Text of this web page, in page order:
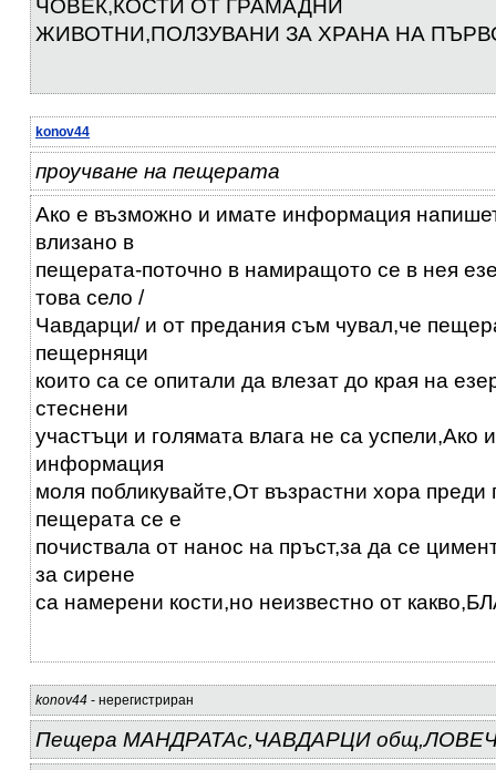
ЧОВЕК,КОСТИ ОТ ГРАМАДНИ
ЖИВОТНИ,ПОЛЗУВАНИ ЗА ХРАНА НА
konov44
проучване на пещерата
Ако е възможно и имате информация
влизано в
пещерата-поточно в намиращото се в нея
това село /
Чавдарци/ и от предания съм чувал,че
пещерняци
които са се опитали да влезат до края на
стеснени
участъци и голямата влага не са успели,Ако
информация
моля побликувайте,От възрастни хора преди
пещерата се е
почиствала от нанос на пръст,за да се
за сирене
са намерени кости,но неизвестно от
konov44 - нерегистриран
Пещера МАНДРАТАс,ЧАВДАРЦИ